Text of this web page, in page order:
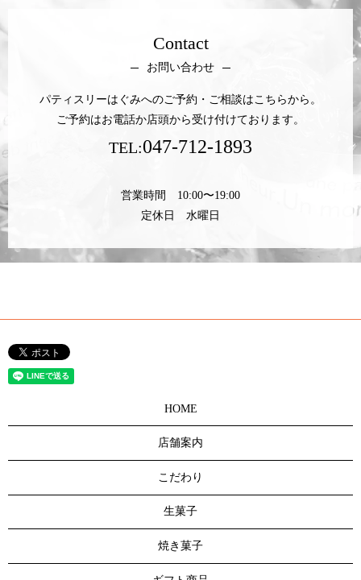
Contact
お問い合わせ
パティスリーはぐみへのご予約・ご相談はこちらから。
ご予約はお電話か店頭から受け付けております。
TEL:047-712-1893
営業時間 10:00〜19:00
定休日 水曜日
HOME
店舗案内
こだわり
生菓子
焼き菓子